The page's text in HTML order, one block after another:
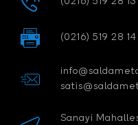
(0216) 519 28 14
Sanayi